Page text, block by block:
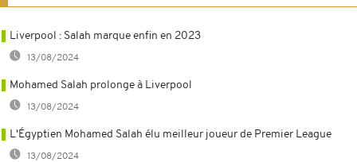
Liverpool : Salah marque enfin en 2023
13/08/2024
Mohamed Salah prolonge à Liverpool
13/08/2024
L'Égyptien Mohamed Salah élu meilleur joueur de Premier League
13/08/2024